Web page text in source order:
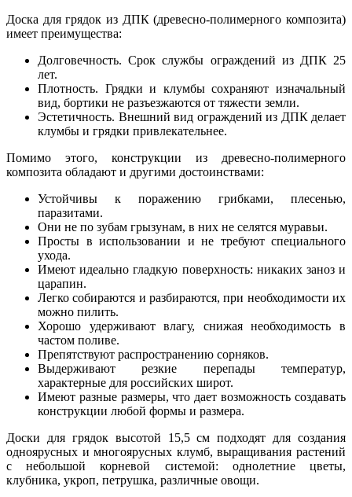
Доска для грядок из ДПК (древесно-полимерного композита)
имеет преимущества:
Долговечность. Срок службы ограждений из ДПК 25
лет.
Плотность. Грядки и клумбы сохраняют изначальный
вид, бортики не разъезжаются от тяжести земли.
Эстетичность. Внешний вид ограждений из ДПК делает
клумбы и грядки привлекательнее.
Помимо этого, конструкции из древесно-полимерного
композита обладают и другими достоинствами:
Устойчивы к поражению грибками, плесенью,
паразитами.
Они не по зубам грызунам, в них не селятся муравьи.
Просты в использовании и не требуют специального
ухода.
Имеют идеально гладкую поверхность: никаких заноз и
царапин.
Легко собираются и разбираются, при необходимости их
можно пилить.
Хорошо удерживают влагу, снижая необходимость в
частом поливе.
Препятствуют распространению сорняков.
Выдерживают резкие перепады температур,
характерные для российских широт.
Имеют разные размеры, что дает возможность создавать
конструкции любой формы и размера.
Доски для грядок высотой 15,5 см подходят для создания
одноярусных и многоярусных клумб, выращивания растений
с небольшой корневой системой: однолетние цветы,
клубника, укроп, петрушка, различные овощи.